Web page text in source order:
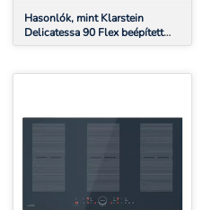
Hasonlók, mint Klarstein
Delicatessa 90 Flex beépített
indukciós főzőlap, 9500 W,